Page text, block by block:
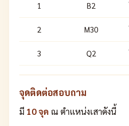
1 B2
2 M30
3 Q2
จุดติดต่อสอบถาม
มี 10 จุด ณ ตำแหน่งเสาดังนี้